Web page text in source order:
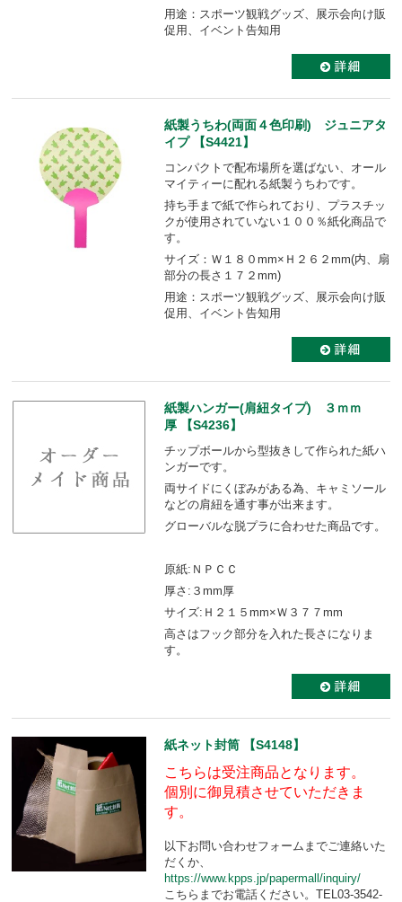
用途：スポーツ観戦グッズ、展示会向け販
促用、イベント告知用
紙製うちわ(両面４色印刷) ジュニアタ
イプ 【S4421】
コンパクトで配布場所を選ばない、オール
マイティーに配れる紙製うちわです。
持ち手まで紙で作られており、プラスチッ
クが使用されていない１００％紙化商品で
す。
サイズ：Ｗ１８０mm×Ｈ２６２mm(内、扇
部分の長さ１７２mm)
用途：スポーツ観戦グッズ、展示会向け販
促用、イベント告知用
紙製ハンガー(肩紐タイプ) ３ｍｍ
厚 【S4236】
チップボールから型抜きして作られた紙ハ
ンガーです。
両サイドにくぼみがある為、キャミソール
などの肩紐を通す事が出来ます。
グローバルな脱プラに合わせた商品です。
原紙:ＮＰＣＣ
厚さ:３mm厚
サイズ:Ｈ２１５mm×Ｗ３７７mm
高さはフック部分を入れた長さになりま
す。
紙ネット封筒 【S4148】
こちらは受注商品となります。
個別に御見積させていただきま
す。
以下お問い合わせフォームまでご連絡いた
だくか、
https://www.kpps.jp/papermall/inquiry/
こちらまでお電話ください。TEL03-3542-